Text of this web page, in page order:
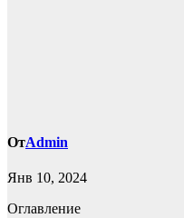
ОтAdmin
Янв 10, 2024
Оглавление